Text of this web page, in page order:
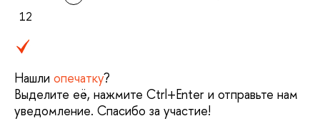
12
Нашли опечатку?
Выделите её, нажмите Ctrl+Enter и отправьте нам
уведомление. Спасибо за участие!